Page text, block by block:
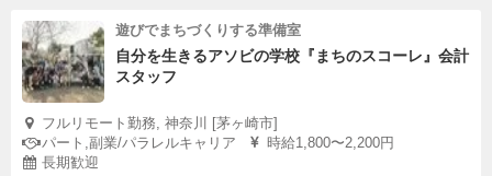
遊びでまちづくりする準備室
自分を生きるアソビの学校『まちのスコーレ』会計
スタッフ
フルリモート勤務, 神奈川 [茅ヶ崎市]
パート,副業/パラレルキャリア
時給1,800〜2,200円
長期歓迎